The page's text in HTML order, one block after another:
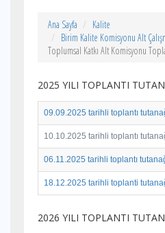
Ana Sayfa
Kalite
Birim Kalite Komisyonu Alt
Toplumsal Katkı Alt Komisyonu
2025 YILI TOPLANTI
09.09.2025 tarihli toplantı
10.10.2025 tarihli toplantı
06.11.2025 tarihli toplantı
18.12.2025 tarihli toplanti
2026 YILI TOPLANTI